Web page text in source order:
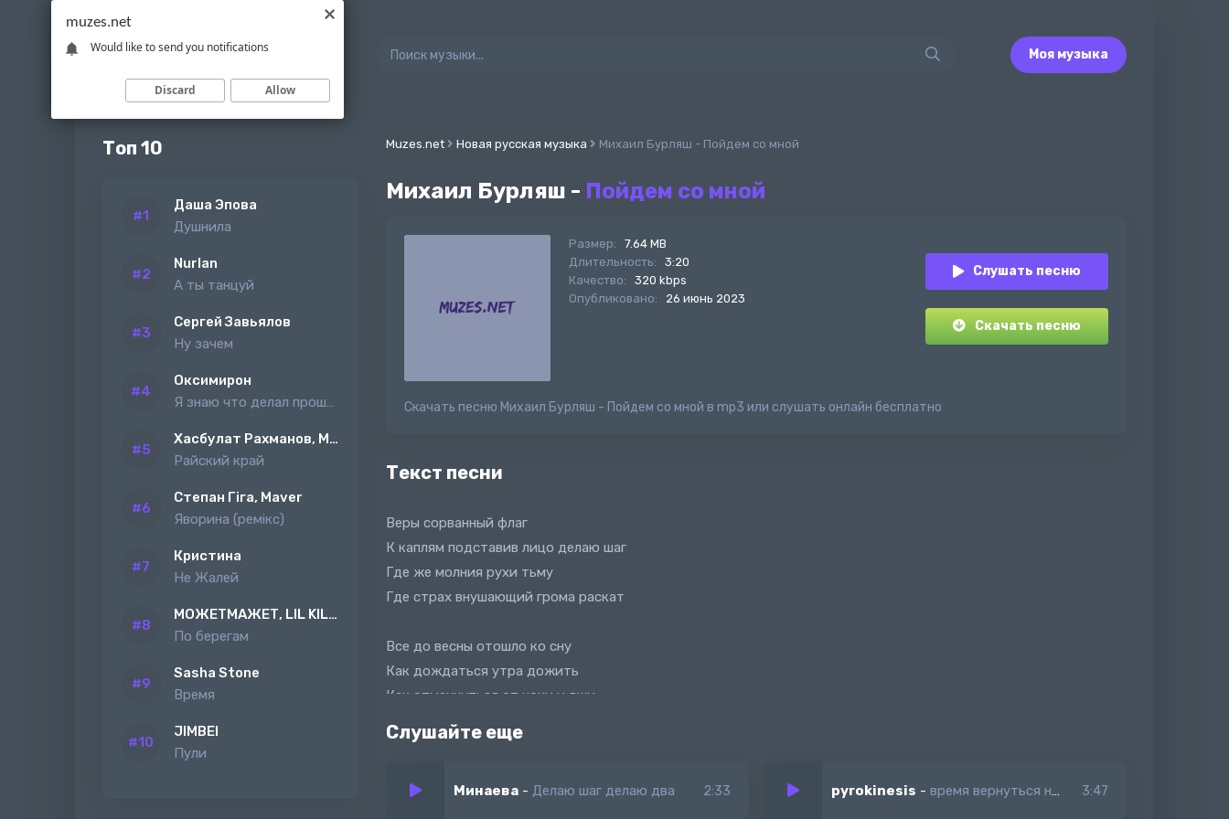
Моя музыка
Топ 10
Даша Эпова
Душнила
Nurlan
А ты танцуй
Сергей Завьялов
Ну зачем
Оксимирон
Я знаю что делал прошлым летом
Хасбулат Рахманов, MAGAS
Райский край
Степан Гіга, Maver
Яворина (ремiкс)
Кристина
Не Жалей
МОЖЕТМАЖЕТ, LIL KILAH
По берегам
Sasha Stone
Время
JIMBEI
Пули
Muzes.net Новая русская музыка Михаил Бурляш - Пойдем со мной
Михаил Бурляш - Пойдем со мной
Размер:
7.64 MB
Длительность:
3:20
Качество:
320 kbps
Опубликовано:
26 июнь 2023
Слушать песню
Скачать песню
Скачать песню Михаил Бурляш - Пойдем со мной в mp3 или слушать онлайн бесплатно
Текст песни
Веры сорванный флаг
К каплям подставив лицо делаю шаг
Где же молния рухи тьму
Где страх внушающий грома раскат
Все до весны отошло ко сну
Как дождаться утра дожить
Как отмахнуться от ночи и лжи
Как отмотать время назад
Слушайте еще
Минаева - Делаю шаг делаю два 2:33 pyrokinesis - время вернуться назад 3:47
muzes.net
Would like to send you notifications
Discard Allow